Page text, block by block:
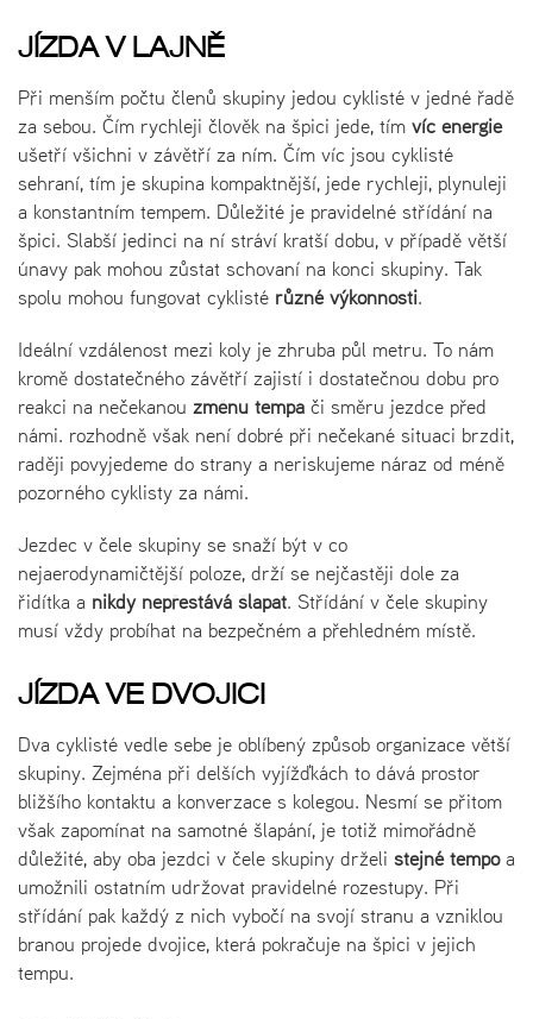
JÍZDA V LAJNĚ
Při menším počtu členů skupiny jedou cyklisté v jedné řadě
za sebou. Čím rychleji člověk na špici jede, tím víc energie
ušetří všichni v závětří za ním. Čím víc jsou cyklisté
sehraní, tím je skupina kompaktnější, jede rychleji, plynuleji
a konstantním tempem. Důležité je pravidelné střídání na
špici. Slabší jedinci na ní stráví kratší dobu, v případě větší
únavy pak mohou zůstat schovaní na konci skupiny. Tak
spolu mohou fungovat cyklisté různé výkonnosti.
Ideální vzdálenost mezi koly je zhruba půl metru. To nám
kromě dostatečného závětří zajistí i dostatečnou dobu pro
reakci na nečekanou změnu tempa či směru jezdce před
námi. rozhodně však není dobré při nečekané situaci brzdit,
raději povyjedeme do strany a neriskujeme náraz od méně
pozorného cyklisty za námi.
Jezdec v čele skupiny se snaží být v co
nejaerodynamičtější poloze, drží se nejčastěji dole za
řidítka a nikdy nepřestává šlapat. Střídání v čele skupiny
musí vždy probíhat na bezpečném a přehledném místě.
JÍZDA VE DVOJICI
Dva cyklisté vedle sebe je oblíbený způsob organizace větší
skupiny. Zejména při delších vyjížďkách to dává prostor
bližšího kontaktu a konverzace s kolegou. Nesmí se přitom
však zapomínat na samotné šlapání, je totiž mimořádně
důležité, aby oba jezdci v čele skupiny drželi stejné tempoa
umožnili ostatním udržovat pravidelné rozestupy. Při
střídání pak každý z nich vybočí na svojí stranu a vzniklou
branou projede dvojice, která pokračuje na špici v jejich
tempu.